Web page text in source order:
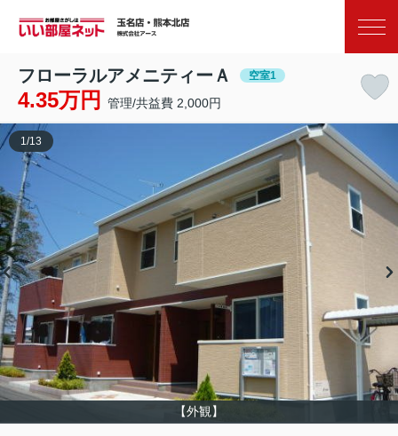
フローラルアメニティーＡ 空室1
4.35万円 管理/共益費 2,000円
【外観】
1 /13